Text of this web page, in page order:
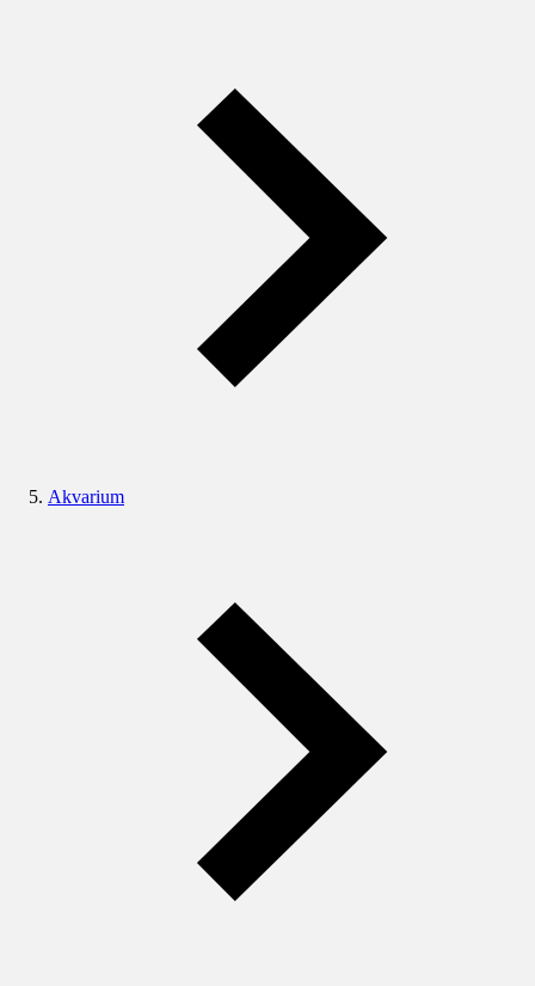
Akvarium